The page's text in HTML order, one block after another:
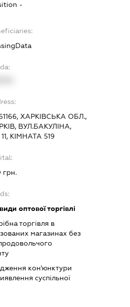
-
ХАРКІВСЬКА ОБЛ.,
ВУЛ.БАКУЛІНА,
КІМНАТА 519
оптової торгівлі
торгівля в
магазинах без
кон'юнктури
суспільної